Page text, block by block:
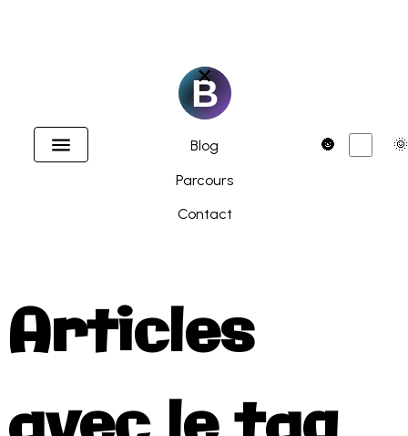
Accueil
Blog
Parcours
Contact
×
Dark
🌚 🌞
Articles